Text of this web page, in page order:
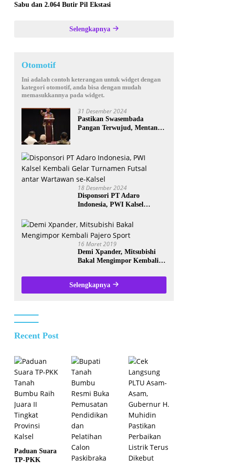
Sabu dan 2.064 Butir Pil Ekstasi
Selengkapnya
Otomotif
Ini adalah contoh keterangan untuk widget dengan
kategori otomotif, anda bisa dengan mudah
memasukkannya pada widget.
31 Desember 2024
Pastikan Swasembada
Pangan Terwujud, Mentan
18 Desember 2024
Disponsori PT Adaro
Indonesia, PWI Kalsel
Futsal antar Wartawan se-
16 Maret 2019
Demi Xpander, Mitsubishi
Bakal Mengimpor Kembali
Selengkapnya
Recent Post
Paduan Suara
TP-PKK